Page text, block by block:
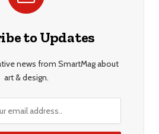
to Updates
news from SmartMag about
art & design.